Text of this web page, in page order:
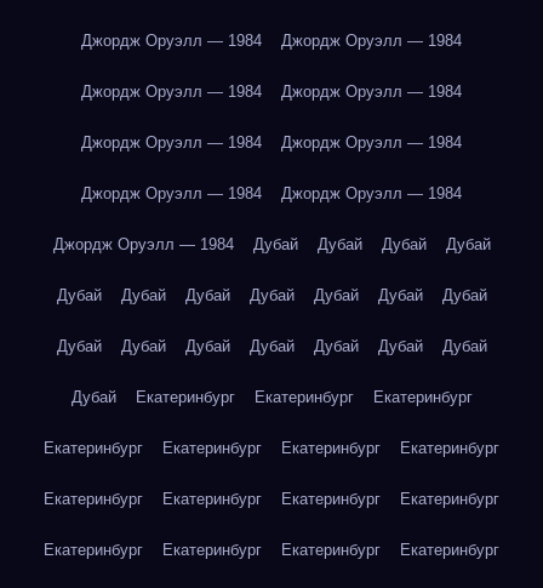
Джордж Оруэлл — 1984 Джордж Оруэлл — 1984
Джордж Оруэлл — 1984 Джордж Оруэлл — 1984
Джордж Оруэлл — 1984 Джордж Оруэлл — 1984
Джордж Оруэлл — 1984 Джордж Оруэлл — 1984
Джордж Оруэлл — 1984 Дубай Дубай Дубай Дубай
Дубай Дубай Дубай Дубай Дубай Дубай Дубай
Дубай Дубай Дубай Дубай Дубай Дубай Дубай
Дубай Екатеринбург Екатеринбург Екатеринбург
Екатеринбург Екатеринбург Екатеринбург Екатеринбург
Екатеринбург Екатеринбург Екатеринбург Екатеринбург
Екатеринбург Екатеринбург Екатеринбург Екатеринбург